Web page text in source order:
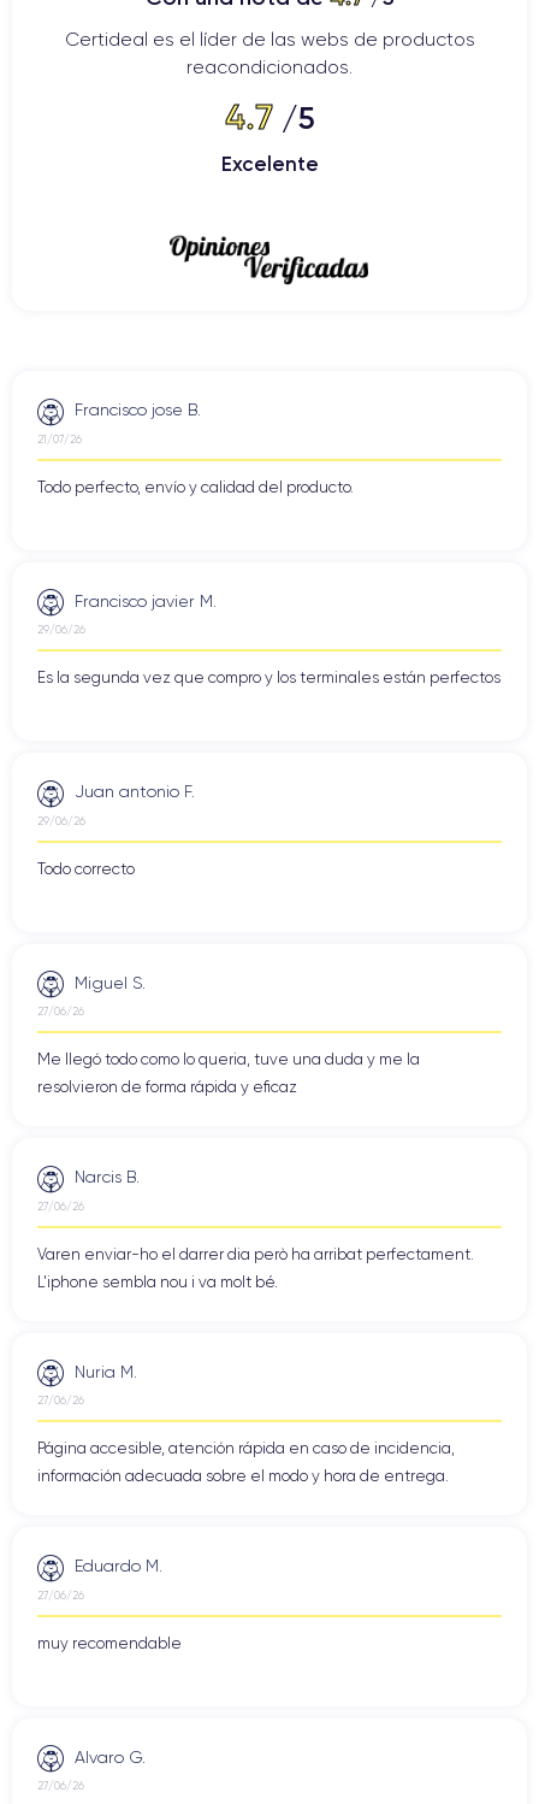
Certideal es el líder de las webs de productos
reacondicionados.
4.7/5
Excelente
Francisco jose B.
21/07/26
Todo perfecto, envío y calidad del producto.
Francisco javier M.
29/06/26
Es la segunda vez que compro y los terminales están perfectos
Juan antonio F.
29/06/26
Todo correcto
Miguel S.
27/06/26
Me llegó todo como lo queria, tuve una duda y me la
resolvieron de forma rápida y eficaz
Narcis B.
27/06/26
Varen enviar-ho el darrer dia però ha arribat perfectament.
L'iphone sembla nou i va molt bé.
Nuria M.
27/06/26
Página accesible, atención rápida en caso de incidencia,
información adecuada sobre el modo y hora de entrega.
Eduardo M.
27/06/26
muy recomendable
Alvaro G.
27/06/26